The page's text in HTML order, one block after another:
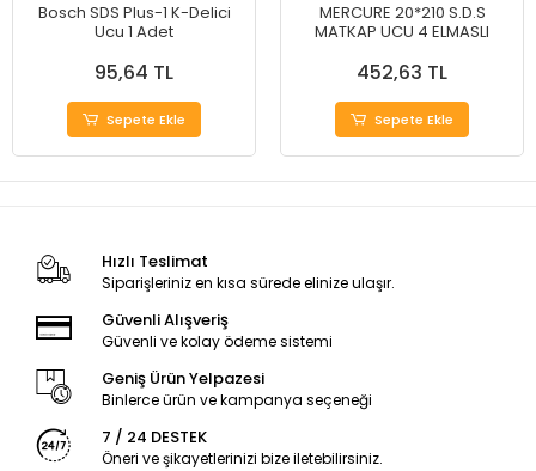
Bosch SDS Plus-1 K-Delici
Ucu 1 Adet
95,64 TL
Sepete Ekle
MERCURE 20*210 S.D.S
MATKAP UCU 4 ELMASLI
452,63 TL
Sepete Ekle
Hızlı Teslimat
Siparişleriniz en kısa sürede elinize ulaşır.
Güvenli Alışveriş
Güvenli ve kolay ödeme sistemi
Geniş Ürün Yelpazesi
Binlerce ürün ve kampanya seçeneği
7 / 24 DESTEK
Öneri ve şikayetlerinizi bize iletebilirsiniz.